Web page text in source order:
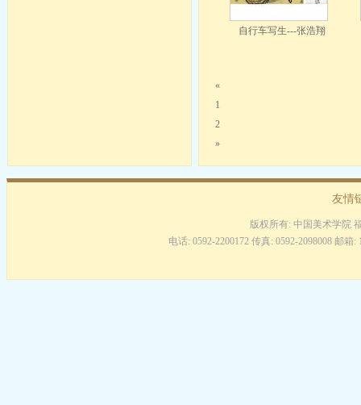
自行车写生---张浩翔
«
1
2
»
友情
版权所有: 中国美术学院
电话: 0592-2200172 传真: 0592-2098008 邮